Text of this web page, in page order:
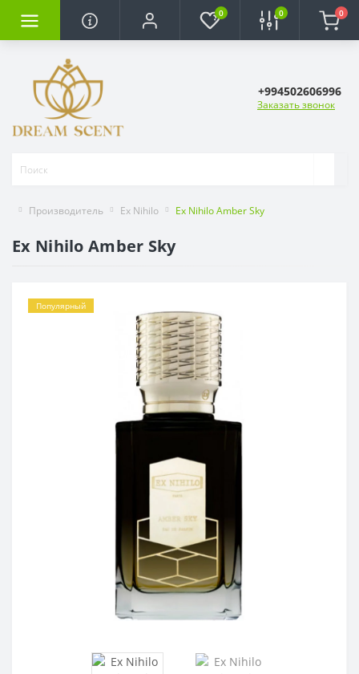
0 0 0
+994502606996
Заказать звонок
Производитель Ex Nihilo Ex Nihilo Amber Sky
Ex Nihilo Amber Sky
Популярный